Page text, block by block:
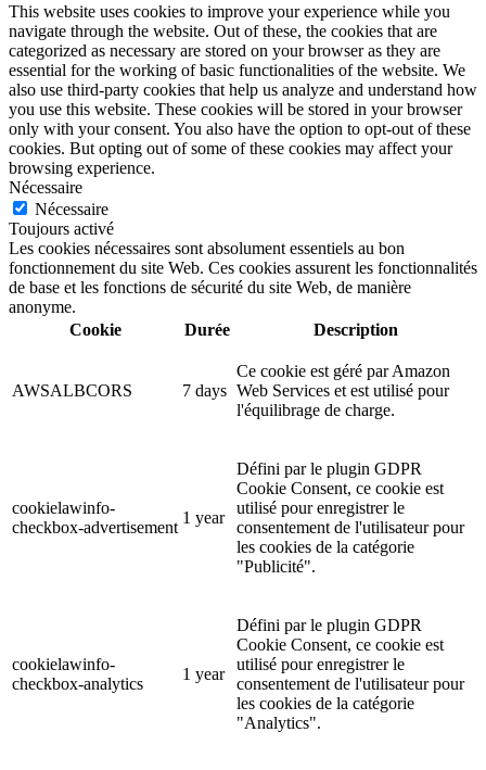
This website uses cookies to improve your experience while you
navigate through the website. Out of these, the cookies that are
categorized as necessary are stored on your browser as they are
essential for the working of basic functionalities of the website. We
also use third-party cookies that help us analyze and understand how
you use this website. These cookies will be stored in your browser
only with your consent. You also have the option to opt-out of these
cookies. But opting out of some of these cookies may affect your
browsing experience.
Nécessaire
Nécessaire
Toujours activé
Les cookies nécessaires sont absolument essentiels au bon
fonctionnement du site Web. Ces cookies assurent les fonctionnalités
de base et les fonctions de sécurité du site Web, de manière
anonyme.
Cookie
Durée Description
AWSALBCORS 7 days
Ce cookie est géré par Amazon
Web Services et est utilisé pour
l'équilibrage de charge.
cookielawinfo-
checkbox-advertisement
1 year
Défini par le plugin GDPR
Cookie Consent, ce cookie est
utilisé pour enregistrer le
consentement de l'utilisateur pour
les cookies de la catégorie
"Publicité".
cookielawinfo-
checkbox-analytics
1 year
Défini par le plugin GDPR
Cookie Consent, ce cookie est
utilisé pour enregistrer le
consentement de l'utilisateur pour
les cookies de la catégorie
"Analytics".